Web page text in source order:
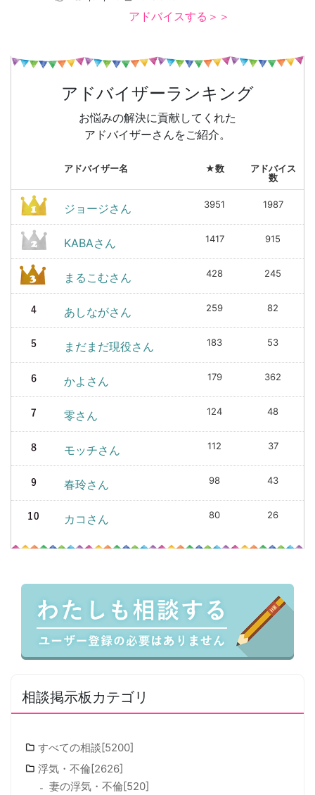
アドバイスする＞＞
アドバイザーランキング
お悩みの解決に貢献してくれた
アドバイザーさんをご紹介。
アドバイザー名 ★数
アドバイス
数
ジョージさん 3951 1987
KABAさん 1417 915
まるこむさん 428 245
あしながさん 259 82
まだまだ現役さん 183 53
かよさん 179 362
零さん 124 48
モッチさん 112 37
春玲さん 98 43
カコさん 80 26
相談掲示板カテゴリ
すべての相談[5200]
浮気・不倫[2626]
妻の浮気・不倫[520]